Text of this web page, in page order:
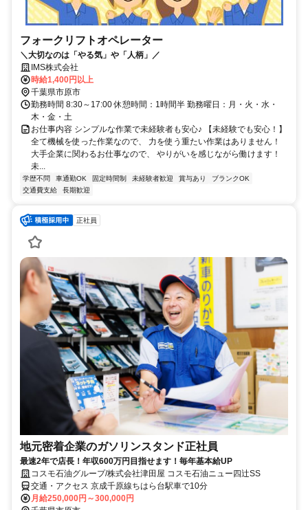
フォークリフトオペレーター
＼大切なのは「やる気」や「人柄」／
IMS株式会社
時給1,400円以上
千葉県市原市
勤務時間 8:30～17:00 休憩時間：1時間半 勤務曜日：月・火・水・
木・金・土
お仕事内容 シンプルな作業で未経験者も安心♪ 【未経験でも安心！】
全て機械を使った作業なので、 力を使う重たい作業はありません！
大手企業に関わるお仕事なので、 やりがいを感じながら働けます！
未...
学歴不問 車通勤OK 固定時間制 未経験者歓迎 賞与あり
ブランクOK
交通費支給
長期歓迎
正社員
地元密着企業のガソリンスタンド正社員
最速2年で店長！年収600万円目指せます！毎年基本給UP
コスモ石油グループ/株式会社津田屋 コスモ石油ニュー四辻SS
交通・アクセス 京成千原線ちはら台駅車で10分
月給250,000円～300,000円